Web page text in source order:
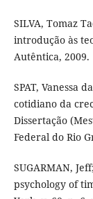
SILVA, Tomaz
introdução às
Autêntica, 2009.
SPAT, Vanessa
cotidiano da
Dissertação
Federal do Rio
SUGARMAN,
psychology of